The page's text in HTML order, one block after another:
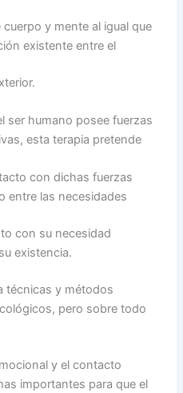
y mente al igual que
existente entre el
ser humano posee fuerzas
esta terapia pretende
con dichas fuerzas
entre las necesidades
con su necesidad
existencia.
técnicas y métodos
pero sobre todo
y el contacto
importantes para que el